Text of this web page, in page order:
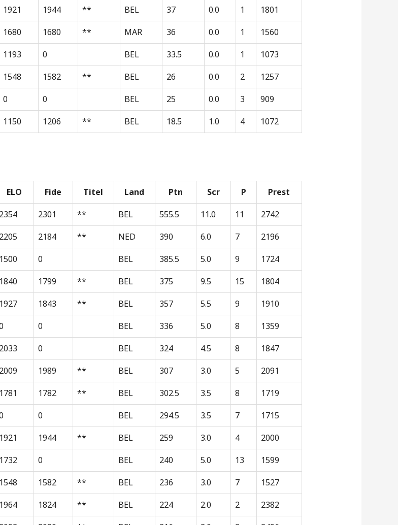
1921 1944 ** BEL 37 0.0 1
1801
1680 1680 ** MAR 36 0.0 1
1560
1193 0 BEL 33.5 0.0 1
1073
1548 1582 ** BEL 26 0.0 2
1257
0 0 BEL 25 0.0 3
909
1150 1206 ** BEL 18.5 1.0 4 1072
ELO Fide Titel Land Ptn Scr P
Prest
2354 2301 ** BEL 555.5 11.0 11
2742
2205 2184 ** NED 390 6.0 7
2196
1500 0 BEL 385.5 5.0 9
1724
1840 1799 ** BEL 375 9.5 15
1804
1927 1843 ** BEL 357 5.5 9
1910
0 BEL 336 5.0 8
1359
2033 0 BEL 324 4.5 8
1847
2009 1989 ** BEL 307 3.0 5
2091
1781 1782 ** BEL 302.5 3.5 8
1719
0 BEL 294.5 3.5 7
1715
1921 1944 ** BEL 259 3.0 4
2000
1732 0 BEL 240 5.0 13
1599
1548 1582 ** BEL 236 3.0 7
1527
1964 1824 ** BEL 224 2.0 2
2382